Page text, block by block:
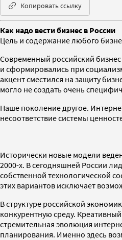
Копировать ссылку
Как надо вести бизнес в России
Цель и содержание любого
Современный российский
и сформировались при
акцент сместился на защиту
могло не создать очень
Наше поколение другое.
несоответствие системы
Исторически новые модели
2000-х. В сегодняшней России
собственной технологической
этих вариантов исключает
В структуре российской
конкурентную среду.
стремительная эволюция
планирования. Именно здесь